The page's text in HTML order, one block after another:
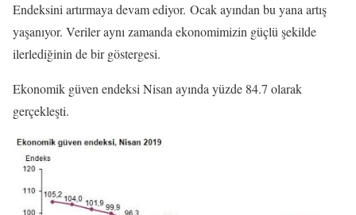
Endeksini artırmaya devam ediyor. Ocak ayından bu yana artış
yaşanıyor. Veriler aynı zamanda ekonomimizin güçlü şekilde
ilerlediğinin de bir göstergesi.
Ekonomik güven endeksi Nisan ayında yüzde 84.7 olarak
gerçekleşti.